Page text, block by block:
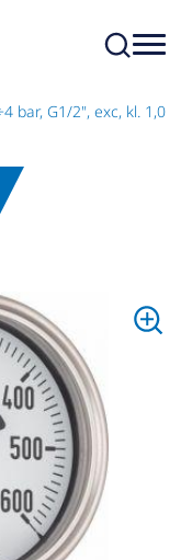
bar, G1/2", exc, kl. 1,0